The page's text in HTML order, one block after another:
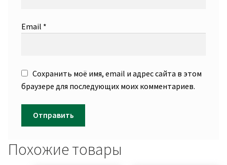
Email *
Сохранить моё имя, email и адрес сайта в этом
браузере для последующих моих комментариев.
Похожие товары